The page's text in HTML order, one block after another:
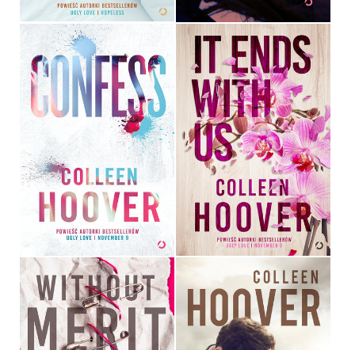
CONFESS
COLLEEN HOOVER
39,90 ZŁ
IT ENDS WITH US
COLLEEN HOOVER
OPRAWA MIĘKKA ZE SKRZYDEŁKAMI
39,90 ZŁ